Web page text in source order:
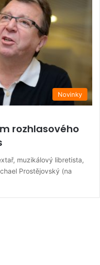
Novinky
rozhlasového
muzikálový libretista,
Prostějovský (na